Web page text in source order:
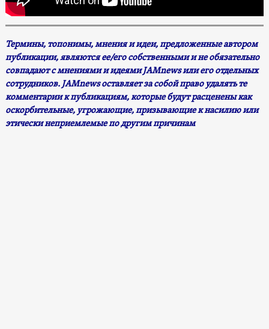
Термины, топонимы, мнения и идеи, предложенные автором
публикации, являются ее/его собственными и не обязательно
совпадают с мнениями и идеями JAMnews или его отдельных
сотрудников. JAMnews оставляет за собой право удалять те
комментарии к публикациям, которые будут расценены как
оскорбительные, угрожающие, призывающие к насилию или
этически неприемлемые по другим причинам